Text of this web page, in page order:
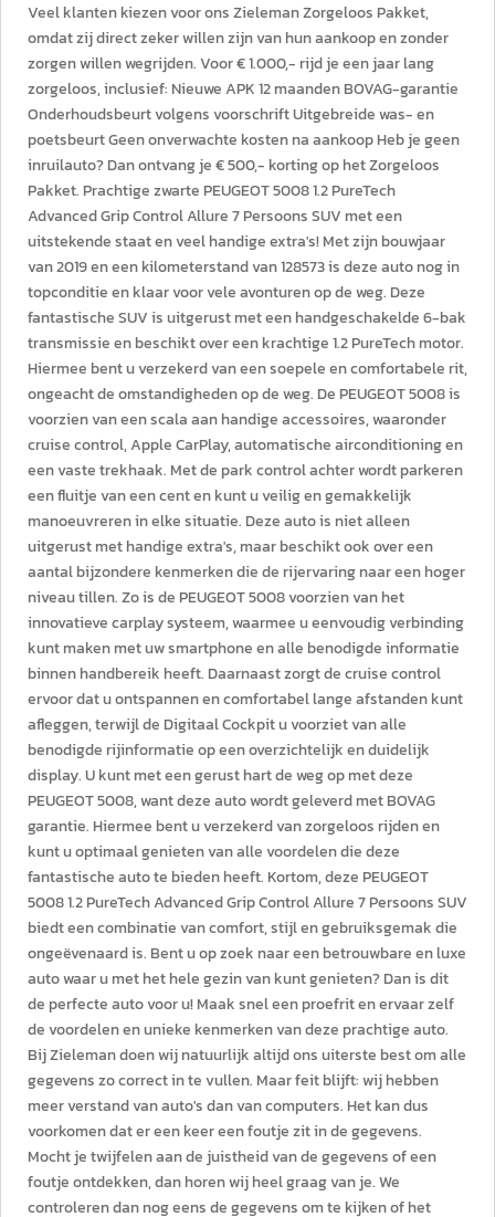
Veel klanten kiezen voor ons Zieleman Zorgeloos Pakket,
omdat zij direct zeker willen zijn van hun aankoop en zonder
zorgen willen wegrijden. Voor € 1.000,- rijd je een jaar lang
zorgeloos, inclusief: Nieuwe APK 12 maanden BOVAG-garantie
Onderhoudsbeurt volgens voorschrift Uitgebreide was- en
poetsbeurt Geen onverwachte kosten na aankoop Heb je geen
inruilauto? Dan ontvang je € 500,- korting op het Zorgeloos
Pakket. Prachtige zwarte PEUGEOT 5008 1.2 PureTech
Advanced Grip Control Allure 7 Persoons SUV met een
uitstekende staat en veel handige extra's! Met zijn bouwjaar
van 2019 en een kilometerstand van 128573 is deze auto nog in
topconditie en klaar voor vele avonturen op de weg. Deze
fantastische SUV is uitgerust met een handgeschakelde 6-bak
transmissie en beschikt over een krachtige 1.2 PureTech motor.
Hiermee bent u verzekerd van een soepele en comfortabele rit,
ongeacht de omstandigheden op de weg. De PEUGEOT 5008 is
voorzien van een scala aan handige accessoires, waaronder
cruise control, Apple CarPlay, automatische airconditioning en
een vaste trekhaak. Met de park control achter wordt parkeren
een fluitje van een cent en kunt u veilig en gemakkelijk
manoeuvreren in elke situatie. Deze auto is niet alleen
uitgerust met handige extra's, maar beschikt ook over een
aantal bijzondere kenmerken die de rijervaring naar een hoger
niveau tillen. Zo is de PEUGEOT 5008 voorzien van het
innovatieve carplay systeem, waarmee u eenvoudig verbinding
kunt maken met uw smartphone en alle benodigde informatie
binnen handbereik heeft. Daarnaast zorgt de cruise control
ervoor dat u ontspannen en comfortabel lange afstanden kunt
afleggen, terwijl de Digitaal Cockpit u voorziet van alle
benodigde rijinformatie op een overzichtelijk en duidelijk
display. U kunt met een gerust hart de weg op met deze
PEUGEOT 5008, want deze auto wordt geleverd met BOVAG
garantie. Hiermee bent u verzekerd van zorgeloos rijden en
kunt u optimaal genieten van alle voordelen die deze
fantastische auto te bieden heeft. Kortom, deze PEUGEOT
5008 1.2 PureTech Advanced Grip Control Allure 7 Persoons SUV
biedt een combinatie van comfort, stijl en gebruiksgemak die
ongeëvenaard is. Bent u op zoek naar een betrouwbare en luxe
auto waar u met het hele gezin van kunt genieten? Dan is dit
de perfecte auto voor u! Maak snel een proefrit en ervaar zelf
de voordelen en unieke kenmerken van deze prachtige auto.
Bij Zieleman doen wij natuurlijk altijd ons uiterste best om alle
gegevens zo correct in te vullen. Maar feit blijft: wij hebben
meer verstand van auto's dan van computers. Het kan dus
voorkomen dat er een keer een foutje zit in de gegevens.
Mocht je twijfelen aan de juistheid van de gegevens of een
foutje ontdekken, dan horen wij heel graag van je. We
controleren dan nog eens de gegevens om te kijken of het